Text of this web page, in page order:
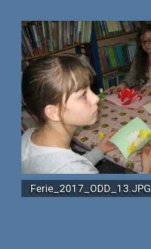
Ferie_2017_ODD_13.JPG